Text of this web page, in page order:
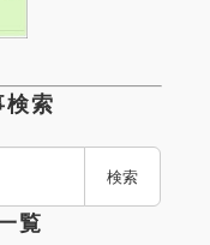
検索
検索
覧